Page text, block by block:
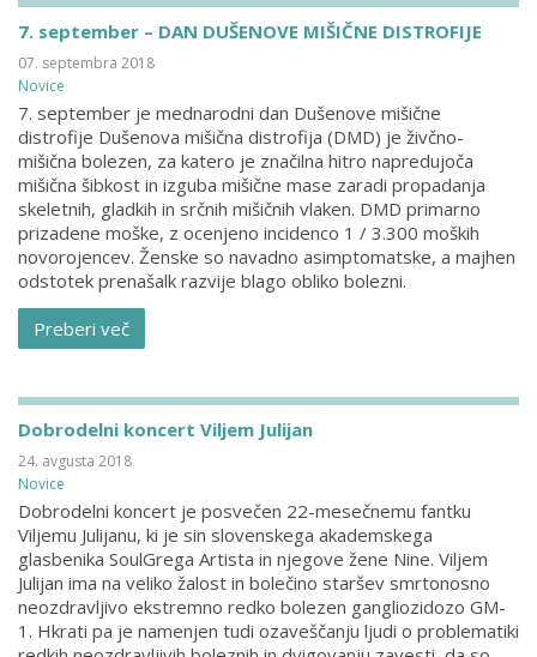
7. september – DAN DUŠENOVE MIŠIČNE DISTROFIJE
07. septembra 2018
Novice
7. september je mednarodni dan Dušenove mišične
distrofije Dušenova mišična distrofija (DMD) je živčno-
mišična bolezen, za katero je značilna hitro napredujoča
mišična šibkost in izguba mišične mase zaradi propadanja
skeletnih, gladkih in srčnih mišičnih vlaken. DMD primarno
prizadene moške, z ocenjeno incidenco 1 / 3.300 moških
novorojencev. Ženske so navadno asimptomatske, a majhen
odstotek prenašalk razvije blago obliko bolezni.
Preberi več
Dobrodelni koncert Viljem Julijan
24. avgusta 2018
Novice
Dobrodelni koncert je posvečen 22-mesečnemu fantku
Viljemu Julijanu, ki je sin slovenskega akademskega
glasbenika SoulGrega Artista in njegove žene Nine. Viljem
Julijan ima na veliko žalost in bolečino staršev smrtonosno
neozdravljivo ekstremno redko bolezen gangliozidozo GM-
1. Hkrati pa je namenjen tudi ozaveščanju ljudi o problematiki